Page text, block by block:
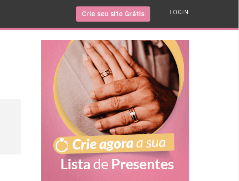
LOGIN
Crie seu site Grátis